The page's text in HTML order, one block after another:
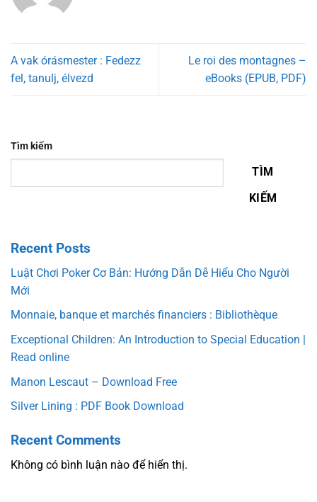
A vak órásmester : Fedezz
fel, tanulj, élvezd
Le roi des montagnes –
eBooks (EPUB, PDF)
Tìm kiếm
TÌM
KIẾM
Recent Posts
Luật Chơi Poker Cơ Bản: Hướng Dẫn Dễ Hiểu Cho Người
Mới
Monnaie, banque et marchés financiers : Bibliothèque
Exceptional Children: An Introduction to Special Education |
Read online
Manon Lescaut – Download Free
Silver Lining : PDF Book Download
Recent Comments
Không có bình luận nào để hiển thị.